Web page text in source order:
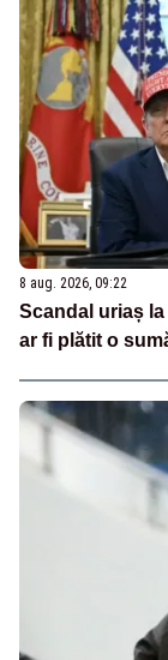
8 aug. 2026, 09:22
Scandal uriaș la
ar fi plătit o